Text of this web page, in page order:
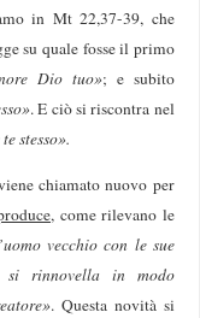
in Mt 22,37-39, che
su quale fosse il primo
Dio tuo»; e subito
. E ciò si riscontra nel
stesso».
chiamato nuovo per
, come rilevano le
vecchio con le sue
si rinnovella in modo
. Questa novità si